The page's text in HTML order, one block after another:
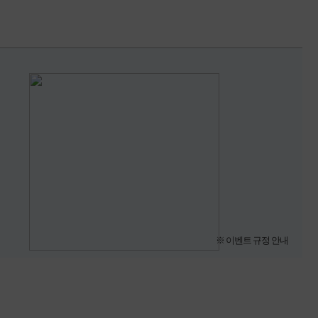
※ 이벤트 규정 안내